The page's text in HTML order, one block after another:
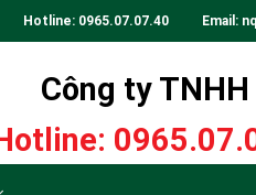
Hotline: 0965.07.07.40 Email:
Công ty